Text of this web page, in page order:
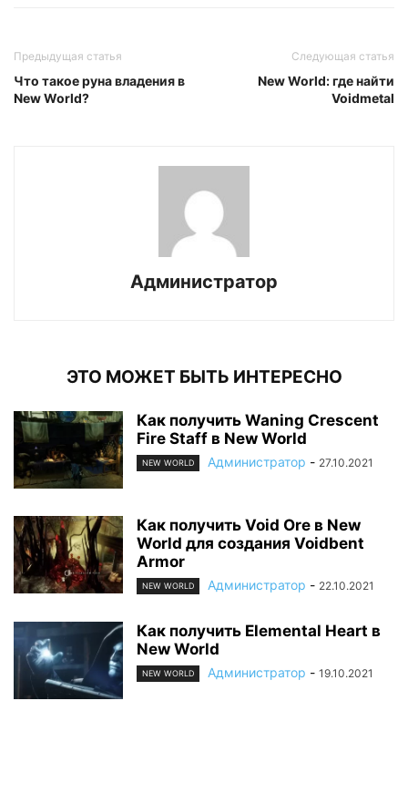
Предыдущая статья
Что такое руна владения в
New World?
Следующая статья
New World: где найти
Voidmetal
Администратор
ЭТО МОЖЕТ БЫТЬ ИНТЕРЕСНО
Как получить Waning Crescent
Fire Staff в New World
NEW WORLD Администратор - 27.10.2021
Как получить Void Ore в New
World для создания Voidbent
Armor
NEW WORLD Администратор - 22.10.2021
Как получить Elemental Heart в
New World
NEW WORLD Администратор - 19.10.2021